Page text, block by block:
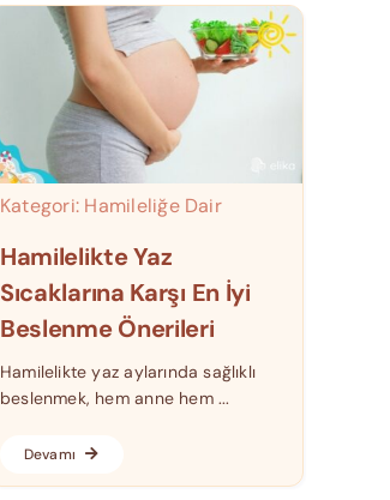
Kategori: Hamileliğe Dair
Hamilelikte Yaz
Sıcaklarına Karşı En İyi
Beslenme Önerileri
Hamilelikte yaz aylarında sağlıklı
beslenmek, hem anne hem ...
Devamı